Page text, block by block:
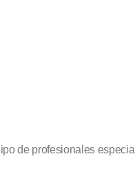
de profesionales